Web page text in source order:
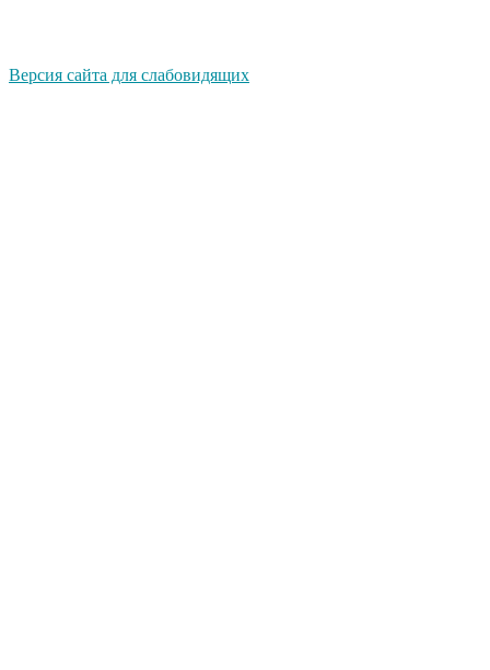
Версия сайта для слабовидящих